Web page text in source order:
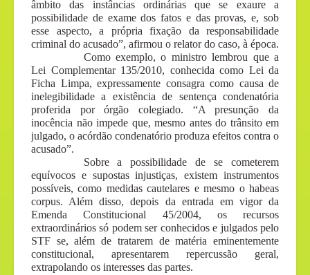
âmbito das instâncias ordinárias que se exaure a
possibilidade de exame dos fatos e das provas, e, sob
esse aspecto, a própria fixação da responsabilidade
criminal do acusado”, afirmou o relator do caso, à época.
Como exemplo, o ministro lembrou que a
Lei Complementar 135/2010, conhecida como Lei da
Ficha Limpa, expressamente consagra como causa de
inelegibilidade a existência de sentença condenatória
proferida por órgão colegiado. “A presunção da
inocência não impede que, mesmo antes do trânsito em
julgado, o acórdão condenatório produza efeitos contra o
acusado”.
Sobre a possibilidade de se cometerem
equívocos e supostas injustiças, existem instrumentos
possíveis, como medidas cautelares e mesmo o habeas
corpus. Além disso, depois da entrada em vigor da
Emenda Constitucional 45/2004, os recursos
extraordinários só podem ser conhecidos e julgados pelo
STF se, além de tratarem de matéria eminentemente
constitucional, apresentarem repercussão geral,
extrapolando os interesses das partes.